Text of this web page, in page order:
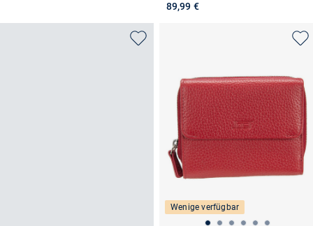
89,99 €
Wenige verfügbar